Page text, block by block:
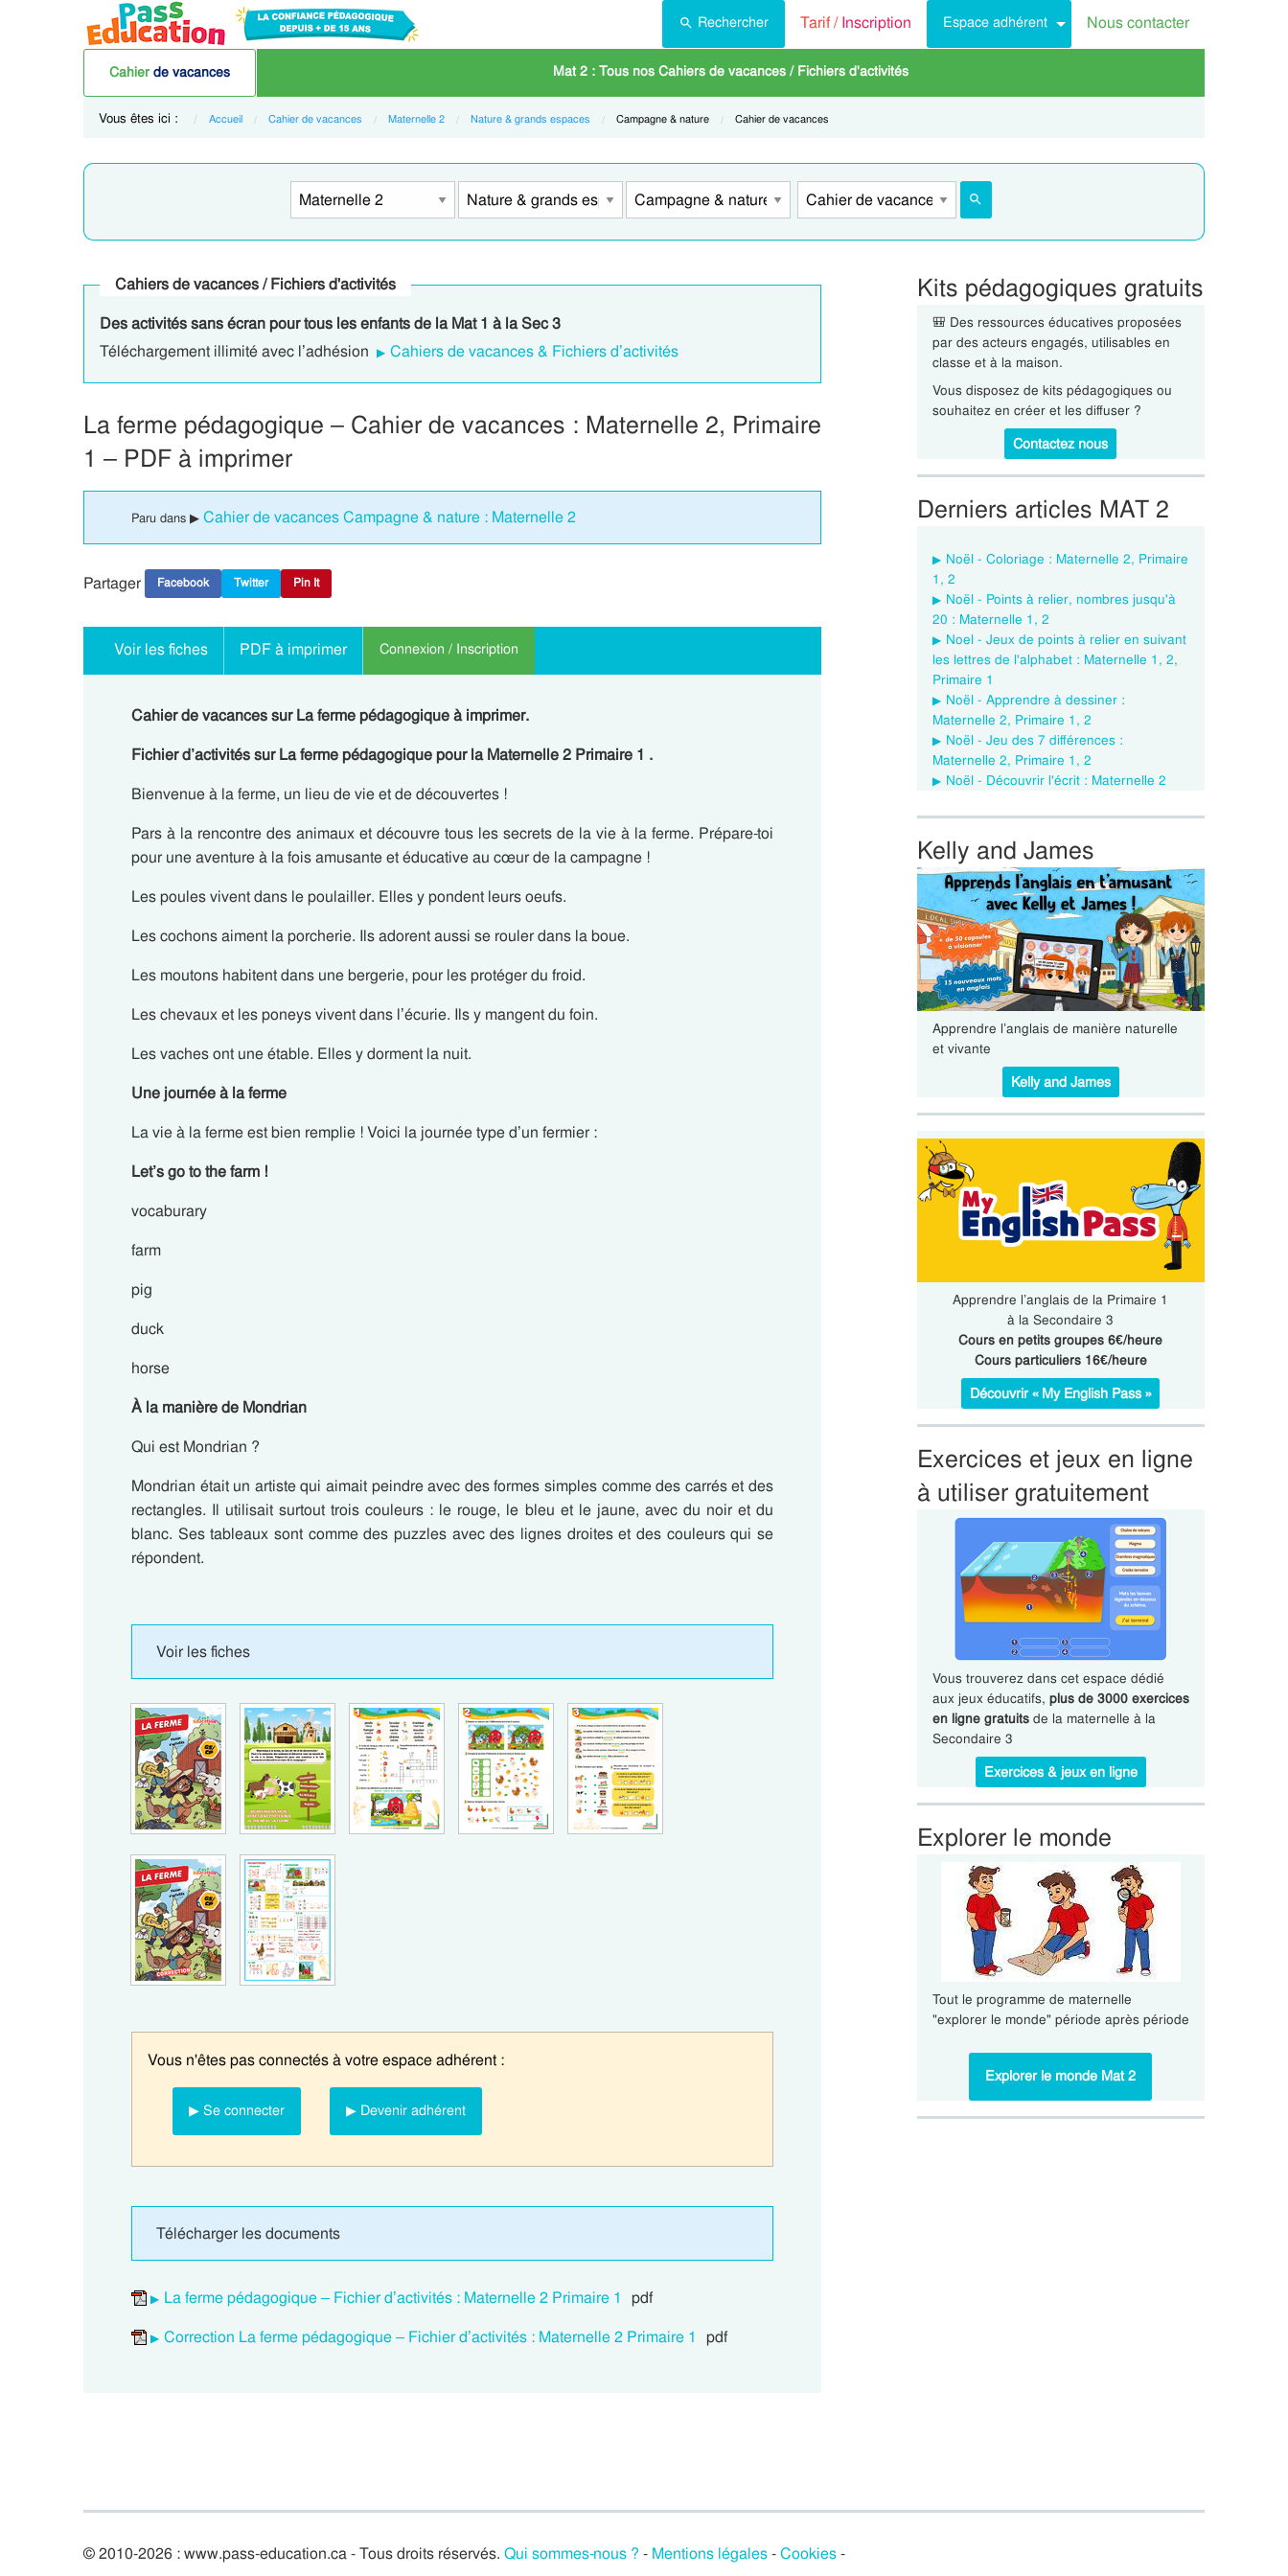
Rechercher Tarif /Inscription Espace adhérent Nous contacter
Cahier de vacances Mat 2 : Tous nos Cahiers de vacances / Fichiers d'activités
Vous êtes ici : Accueil Cahier de vacances Maternelle 2 Nature & grands espaces Current:
Campagne & nature Current:
Cahier de vacances
Cahiers de vacances / Fichiers d'activités
Des activités sans écran pour tous les enfants de la Mat 1 à la Sec 3
Téléchargement illimité avec l’adhésion
Cahiers de vacances & Fichiers d’activités
La ferme pédagogique – Cahier de vacances : Maternelle 2, Primaire
1 – PDF à imprimer
Paru dans ▶ Cahier de vacances Campagne & nature : Maternelle 2
Partager Facebook Twitter Pin It
Voir les fiches PDF à imprimer Connexion / Inscription
Cahier de vacances sur La ferme pédagogique à imprimer.
Fichier d’activités sur La ferme pédagogique pour la Maternelle 2 Primaire 1 .
Bienvenue à la ferme, un lieu de vie et de découvertes !
Pars à la rencontre des animaux et découvre tous les secrets de la vie à la ferme. Prépare-toi
pour une aventure à la fois amusante et éducative au cœur de la campagne !
Les poules vivent dans lepoulailler. Elles y pondent leurs oeufs.
Les cochons aiment laporcherie. Ils adorent aussi se rouler dans la boue.
Les moutons habitent dans unebergerie, pour les protéger du froid.
Les chevaux et les poneys vivent dans l’écurie. Ils y mangent du foin.
Les vaches ont uneétable. Elles y dorment la nuit.
Une journée à la ferme
La vie à la ferme est bien remplie !Voici la journée type d’un fermier :
Let’s go to the farm !
vocaburary
farm
pig
duck
horse
À la manière de Mondrian
Qui est Mondrian ?
Mondrian était un artiste qui aimait peindre avec des formes simples comme des carrés et des
rectangles. Il utilisait surtout trois couleurs : le rouge, le bleu et le jaune, avec du noir et du
blanc. Ses tableaux sont comme des puzzles avec des lignes droites et des couleurs qui se
répondent.
Voir les fiches
Vous n'êtes pas connectés à votre espace adhérent :
▶ Se connecter ▶ Devenir adhérent
Télécharger les documents
La ferme pédagogique – Fichier d’activités : Maternelle 2 Primaire 1
pdf
Correction La ferme pédagogique – Fichier d’activités : Maternelle 2 Primaire 1
pdf
Kits pédagogiques gratuits
🎒 Des ressources éducatives proposées
par des acteurs engagés, utilisables en
classe et à la maison.
Vous disposez de kits pédagogiques ou
souhaitez en créer et les diffuser ?
Contactez nous
Derniers articles MAT 2
Noël - Coloriage : Maternelle 2, Primaire
1, 2
Noël - Points à relier, nombres jusqu'à
20 : Maternelle 1, 2
Noel - Jeux de points à relier en suivant
les lettres de l'alphabet : Maternelle 1, 2,
Primaire 1
Noël - Apprendre à dessiner :
Maternelle 2, Primaire 1, 2
Noël - Jeu des 7 différences :
Maternelle 2, Primaire 1, 2
Noël - Découvrir l'écrit : Maternelle 2
Kelly and James
Apprendre l’anglais de manière naturelle
et vivante
Kelly and James
Apprendre l’anglais de la Primaire 1
à la Secondaire 3
Cours en petits groupes 6€/heure
Cours particuliers 16€/heure
Découvrir « My English Pass »
Exercices et jeux en ligne
à utiliser gratuitement
Vous trouverez dans cet espace dédié
aux jeux éducatifs, plus de 3000 exercices
en ligne gratuitsde la maternelle à la
Secondaire 3
Exercices & jeux en ligne
Explorer le monde
Tout le programme de maternelle
"explorer le monde" période après période
Explorer le monde Mat 2
© 2010-2026 : www.pass-education.ca - Tous droits réservés. Qui sommes-nous ? - Mentions légales-Cookies-